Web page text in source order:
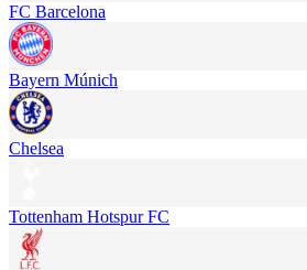
FC Barcelona
Bayern Múnich
Chelsea
Tottenham Hotspur FC